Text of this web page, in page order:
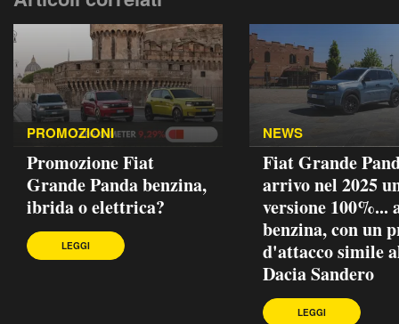
PROMOZIONI
Promozione Fiat
Grande Panda benzina,
ibrida o elettrica?
LEGGI
NEWS
Fiat Grande
arrivo nel 2025
versione 100%...
benzina, con un
d'attacco simile
Dacia Sandero
LEGGI